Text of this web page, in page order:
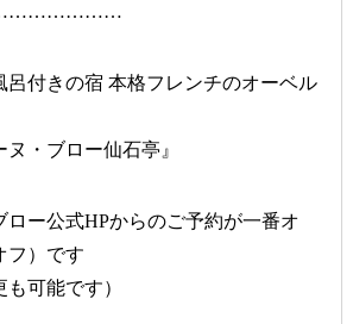
呂付きの宿 本格フレンチのオーベル
ヌ・ブロー仙石亭』
ー公式HPからのご予約が一番オ
フ）です
も可能です）